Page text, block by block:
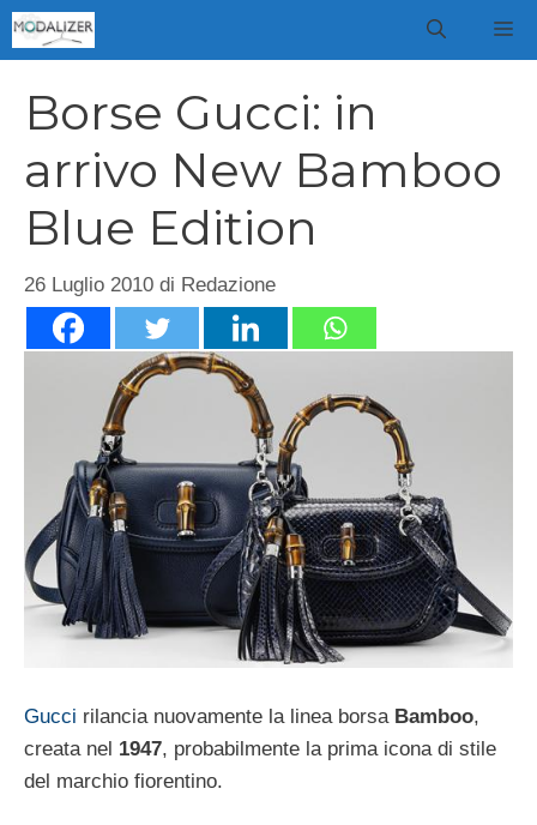
Vai
al
Borse Gucci: in
arrivo New Bamboo
Blue Edition
26 Luglio 2010 di Redazione
Gucci rilancia nuovamente la linea borsa Bamboo,
creata nel 1947, probabilmente la prima icona di stile
del marchio fiorentino.